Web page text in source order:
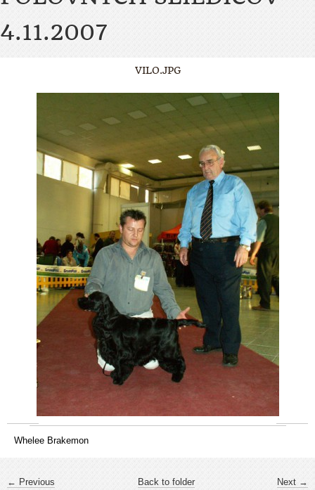
4.11.2007
VILO.JPG
Whelee Brakemon
← Previous Next →
Back to folder